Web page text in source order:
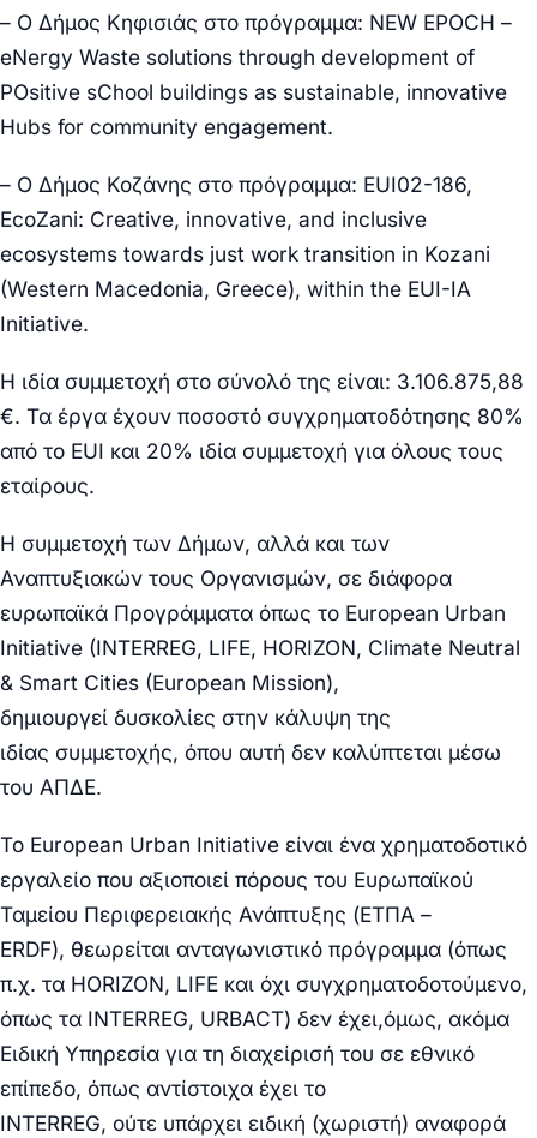
– Ο Δήμος Κηφισιάς στο πρόγραμμα: NEW EPOCH –
eNergy Waste solutions through development of
POsitive sChool buildings as sustainable, innovative
Hubs for community engagement.
– Ο Δήμος Κοζάνης στο πρόγραμμα: EUI02-186,
EcoZani: Creative, innovative, and inclusive
ecosystems towards just work transition in Kozani
(Western Macedonia, Greece), within the EUI-IA
Initiative.
Η ιδία συμμετοχή στο σύνολό της είναι: 3.106.875,88
€. Τα έργα έχουν ποσοστό συγχρηματοδότησης 80%
από το EUI και 20% ιδία συμμετοχή για όλους τους
εταίρους.
Η συμμετοχή των Δήμων, αλλά και των
Αναπτυξιακών τους Οργανισμών, σε διάφορα
ευρωπαϊκά Προγράμματα όπως το European Urban
Initiative (INTERREG, LIFE, HORIZON, Climate Neutral
& Smart Cities (European Mission),
δημιουργεί δυσκολίες στην κάλυψη της
ιδίας συμμετοχής, όπου αυτή δεν καλύπτεται μέσω
του ΑΠΔΕ.
Το European Urban Initiative είναι ένα χρηματοδοτικό
εργαλείο που αξιοποιεί πόρους του Ευρωπαϊκού
Ταμείου Περιφερειακής Ανάπτυξης (ΕΤΠΑ –
ERDF), θεωρείται ανταγωνιστικό πρόγραμμα (όπως
π.χ. τα HORIZON, LIFE και όχι συγχρηματοδοτούμενο,
όπως τα INTERREG, URBACT) δεν έχει,όμως, ακόμα
Ειδική Υπηρεσία για τη διαχείρισή του σε εθνικό
επίπεδο, όπως αντίστοιχα έχει το
INTERREG, ούτε υπάρχει ειδική (χωριστή) αναφορά